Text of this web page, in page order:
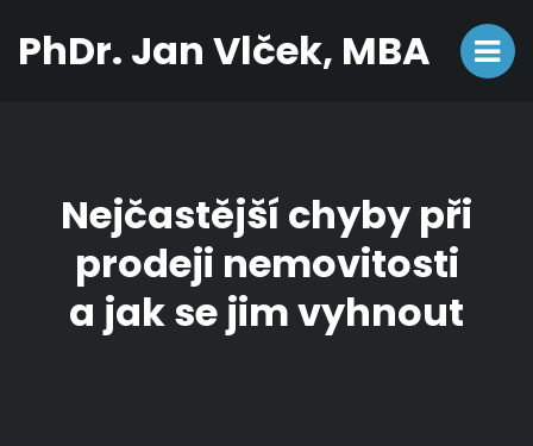
PhDr. Jan Vlček, MBA
Nejčastější chyby při
prodeji nemovitosti
a jak se jim vyhnout